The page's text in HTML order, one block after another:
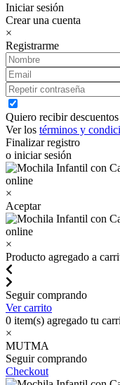
Iniciar sesión
Crear una cuenta
×
Registrarme
Quiero recibir
Ver los términos y
Finalizar registro
o iniciar sesión
×
Aceptar
×
Producto agregado a
Seguir comprando
Ver carrito
0 item(s) agregado tu
×
MUTMA
Seguir comprando
Checkout